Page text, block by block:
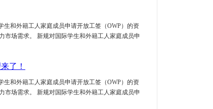
生和外籍工人家庭成员申请开放工签（OWP）的资
市场需求。 新规对国际学生和外籍工人家庭成员申
了！
生和外籍工人家庭成员申请开放工签（OWP）的资
市场需求。 新规对国际学生和外籍工人家庭成员申